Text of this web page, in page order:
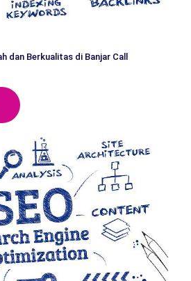
dan Berkualitas di Banjar Call